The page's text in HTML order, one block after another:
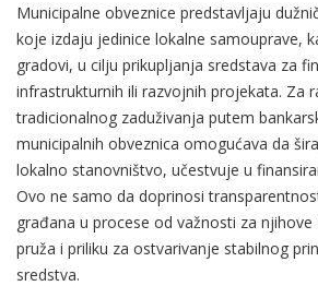
Municipalne obveznice predstavljaju
koje izdaju jedinice lokalne samouprave,
gradovi, u cilju prikupljanja sredstava za
infrastrukturnih ili razvojnih projekata. Za
tradicionalnog zaduživanja putem
municipalnih obveznica omogućava da
lokalno stanovništvo, učestvuje u
Ovo ne samo da doprinosi
građana u procese od važnosti za njihove
pruža i priliku za ostvarivanje stabilnog
sredstva.